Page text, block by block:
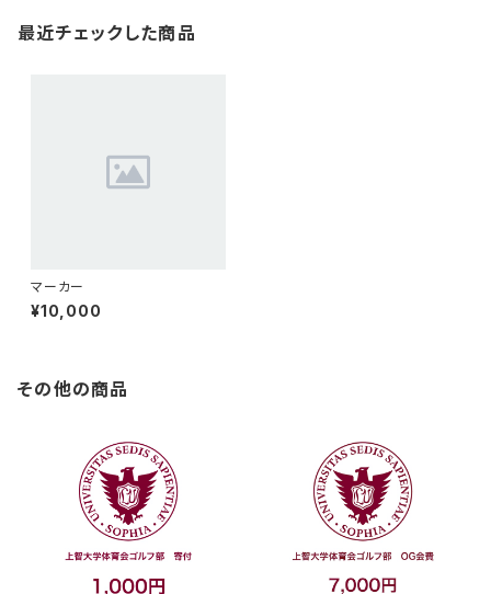
最近チェックした商品
マーカー
¥10,000
その他の商品